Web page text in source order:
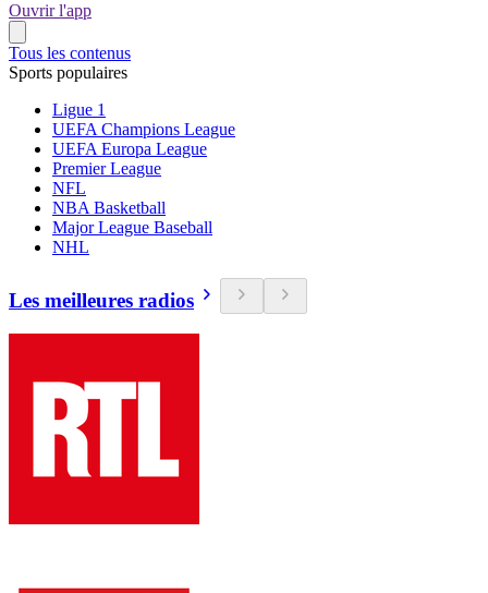
Ouvrir l'app
Tous les contenus
Sports populaires
Ligue 1
UEFA Champions League
UEFA Europa League
Premier League
NFL
NBA Basketball
Major League Baseball
NHL
Les meilleures radios